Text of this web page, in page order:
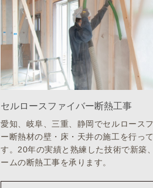
セルロースファイバー断熱工事
愛知、岐阜、三重、静岡でセルロース
ー断熱材の壁・床・天井の施工を行っ
す。20年の実績と熟練した技術で新築
ームの断熱工事を承ります。